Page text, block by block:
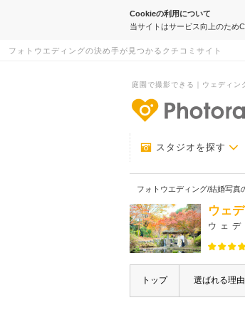
Cookieの利用について
当サイトはサービス向上のため
フォトウエディングの決め手が見つかるクチコミサイト
庭園で撮影できる｜ウェディ
スタジオを探す
フォトウエディング/結婚写真
ウェ
ウェ
トップ 選ばれる理由